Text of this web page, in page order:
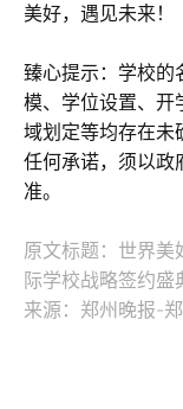
美好，遇见未来！
臻心提示：学校的
模、学位设置、开
域划定等均存在未
任何承诺，须以政
准。
原文标题：世界美
际学校战略签约盛
来源：郑州晚报-